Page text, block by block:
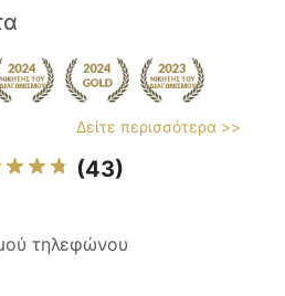
Δείτε περισσότερα >>
(43)
τηλεφώνου